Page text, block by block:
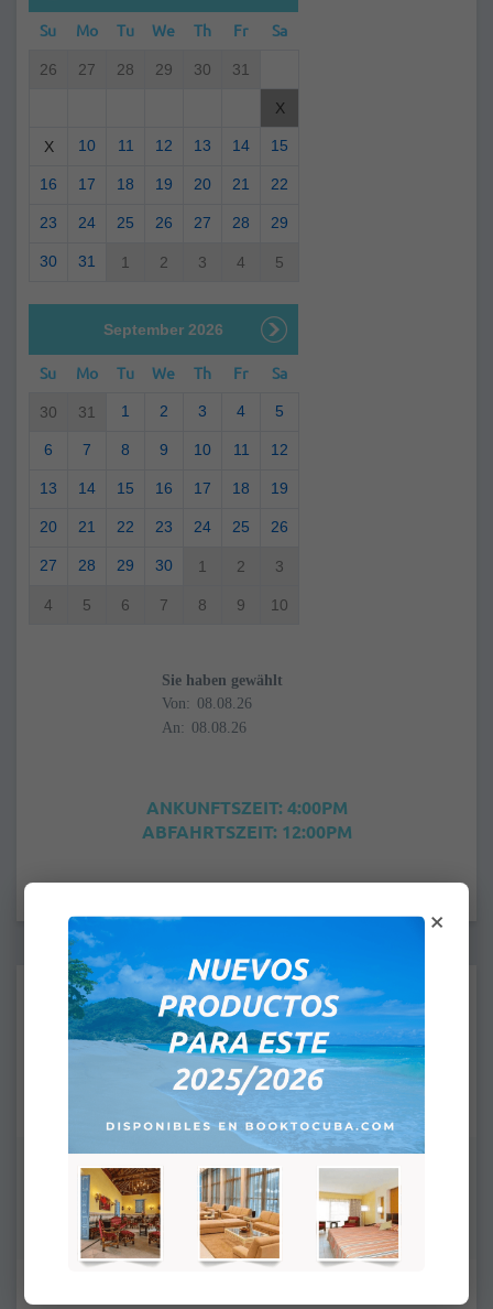
Su Mo Tu We Th Fr Sa
26 27 28 29 30 31
X
X 10 11 12 13 14 15
16 17 18 19 20 21 22
23 24 25 26 27 28 29
30 31 1 2 3 4 5
September 2026
Su Mo Tu We Th Fr Sa
30 31 1 2 3 4 5
6 7 8 9 10 11 12
13 14 15 16 17 18 19
20 21 22 23 24 25 26
27 28 29 30 1 2 3
4 5 6 7 8 9 10
Sie haben gewählt
Von:
An:
ANKUNFTSZEIT: 4:00PM
ABFAHRTSZEIT: 12:00PM
Supplements:
Nichts
13,92 €
22,62 €
1- Surname / Name(s):*
×